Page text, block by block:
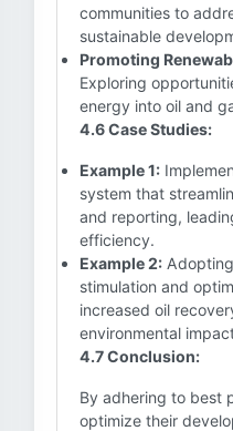
communities to
sustainable
Promoting
Exploring
energy into oil and
4.6 Case Studies:
Example 1:
system that
and reporting,
efficiency.
Example 2:
stimulation and
increased oil
environmental
4.7 Conclusion:
By adhering to best
optimize their